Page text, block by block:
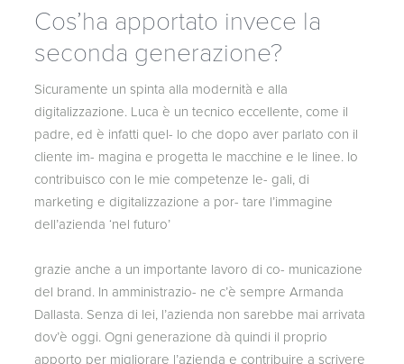
Cos’ha apportato invece la
seconda generazione?
Sicuramente un spinta alla modernità e alla
digitalizzazione. Luca è un tecnico eccellente, come il
padre, ed è infatti quel- lo che dopo aver parlato con il
cliente im- magina e progetta le macchine e le linee. Io
contribuisco con le mie competenze le- gali, di
marketing e digitalizzazione a por- tare l’immagine
dell’azienda ‘nel futuro’
grazie anche a un importante lavoro di co- municazione
del brand. In amministrazio- ne c’è sempre Armanda
Dallasta. Senza di lei, l’azienda non sarebbe mai arrivata
dov’è oggi. Ogni generazione dà quindi il proprio
apporto per migliorare l’azienda e contribuire a scrivere